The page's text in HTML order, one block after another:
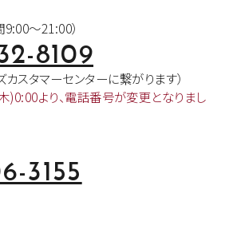
～21:00）
8109
カスタマーセンターに繋がります）
より、電話番号が変更となりまし
3155